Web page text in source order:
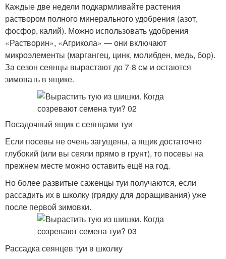
Каждые две недели подкармливайте растения
раствором полного минерального удобрения (азот,
фосфор, калий). Можно использовать удобрения
«Растворин», «Агрикола» — они включают
микроэлементы (маргангец, цинк, молибден, медь, бор).
За сезон сеянцы вырастают до 7-8 см и остаются
зимовать в ящике.
Посадочный ящик с сеянцами туи
Если посевы не очень загущены, а ящик достаточно
глубокий (или вы сеяли прямо в грунт), то посевы на
прежнем месте можно оставить ещё на год.
Но более развитые саженцы туи получаются, если
рассадить их в школку (грядку для доращивания) уже
после первой зимовки.
Рассадка сеянцев туи в школку